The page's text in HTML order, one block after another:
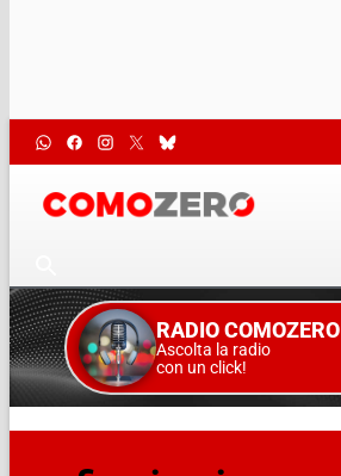
RADIO COMOZERO
Ascolta la radio
con un click!